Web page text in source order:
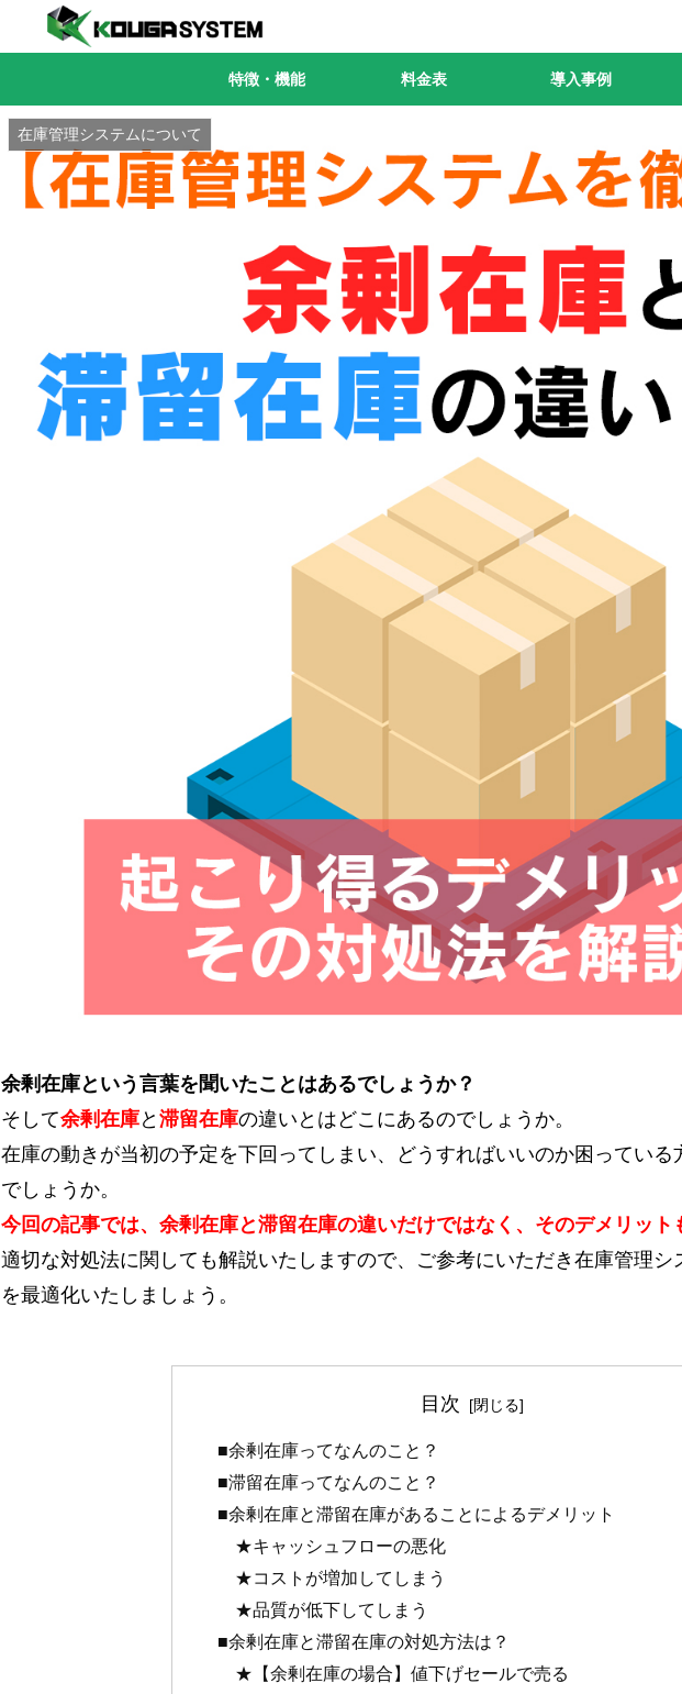
特徴・機能 料金表 導入事例
在庫管理システムについて
余剰在庫という言葉を聞いたことはあるでしょうか？
そして余剰在庫と 滞留在庫の違いとはどこにあるのでしょうか。
在庫の動きが当初の予定を下回ってしまい、どうすればいいのか困ってい
でしょうか。
今回の記事では、余剰在庫と滞留在庫の違いだけではなく、そのデメリット
適切な対処法に関しても解説いたしますので、ご参考にいただき在庫管理
を最適化いたしましょう。
目次
■余剰在庫ってなんのこと？
■滞留在庫ってなんのこと？
■余剰在庫と滞留在庫があることによるデメリット
★キャッシュフローの悪化
★コストが増加してしまう
★品質が低下してしまう
■余剰在庫と滞留在庫の対処方法は？
★【余剰在庫の場合】値下げセールで売る